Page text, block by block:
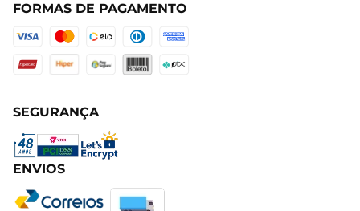
FORMAS DE PAGAMENTO
SEGURANÇA
ENVIOS